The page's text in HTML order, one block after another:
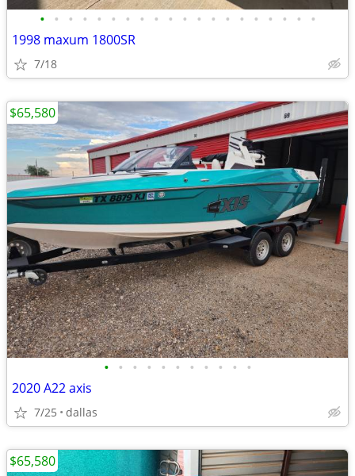
• • • • • • • • • • • • • • • • • • • •
1998 maxum 1800SR
7/18
• • • • • • • • • • •
2020 A22 axis
7/25 dallas
$65,580
$65,580